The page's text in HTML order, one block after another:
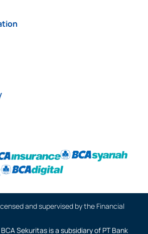
and supervised by the Financial
Sekuritas is a subsidiary of PT Bank